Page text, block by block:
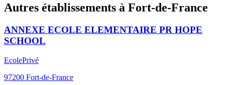
Autres établissements à Fort-de-France
ANNEXE ECOLE ELEMENTAIRE PR HOPE
SCHOOL
EcolePrivé
97200 Fort-de-France